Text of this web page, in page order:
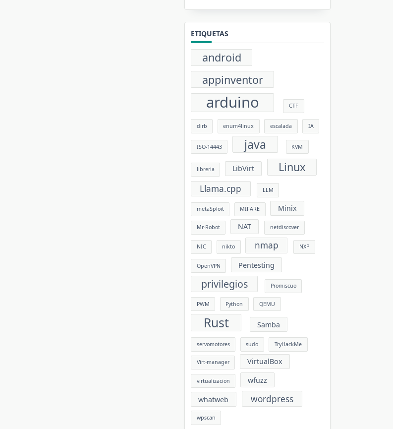
ETIQUETAS
android
appinventor
arduino CTF
dirb enum4linux escalada IA
ISO-14443 java KVM
libreria LibVirt Linux
Llama.cpp LLM
metaSploit MIFARE Minix
Mr-Robot NAT netdiscover
NIC nikto nmap NXP
OpenVPN Pentesting
privilegios Promiscuo
PWM Python QEMU
Rust Samba
servomotores sudo TryHackMe
Virt-manager VirtualBox
virtualizacion wfuzz
whatweb wordpress
wpscan